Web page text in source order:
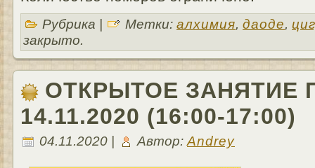
Рубрика | Метки: алхимия, даоде,
закрыто.
ОТКРЫТОЕ ЗАНЯТИЕ
14.11.2020 (16:00-17:00)
04.11.2020 | Автор: Andrey